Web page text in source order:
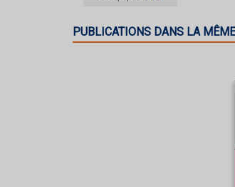
PUBLICATIONS DANS LA